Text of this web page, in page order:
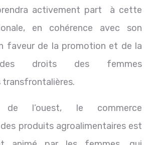
activement part à cette
en cohérence avec son
faveur de la promotion et de la
droits des femmes
l’ouest, le commerce
produits agroalimentaires est